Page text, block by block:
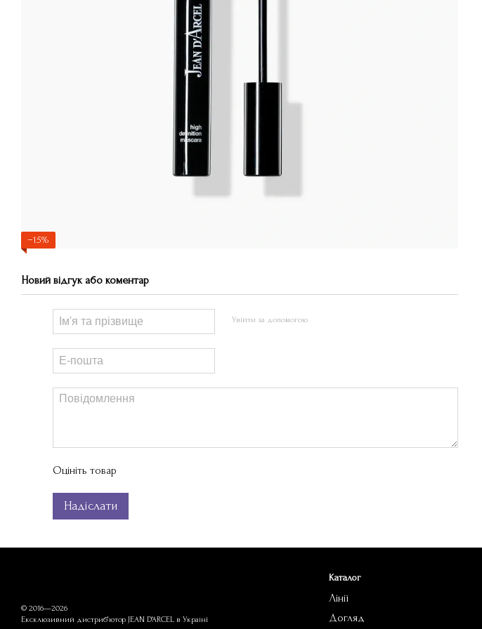
−15%
Новий відгук або коментар
Увійти за допомогою
Оцініть товар
Надіслати
© 2016—2026
Ексклюзивний дистриб'ютор JEAN D'ARCEL в Україні
Каталог
Лінії
Догляд